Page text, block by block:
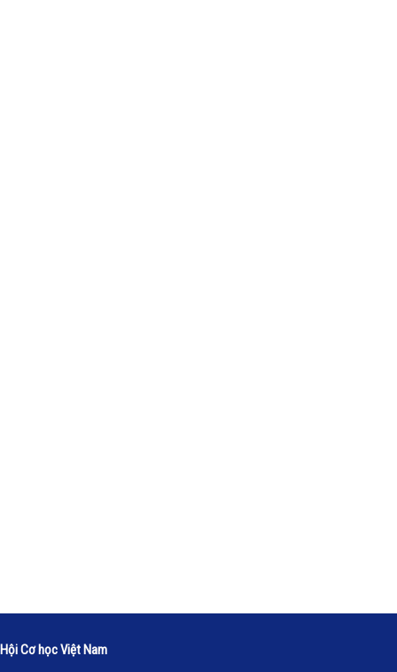
Hội Cơ học Việt Nam